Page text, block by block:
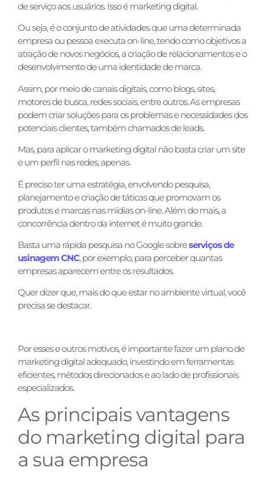
de serviço aos usuários. Isso é marketing digital.
Ou seja, é o conjunto de atividades que uma determinada
empresa ou pessoa executa on-line, tendo como objetivos a
atração de novos negócios, a criação de relacionamentos e o
desenvolvimento de uma identidade de marca.
Assim, por meio de canais digitais, como blogs, sites,
motores de busca, redes sociais, entre outros. As empresas
podem criar soluções para os problemas e necessidades dos
potenciais clientes, também chamados de leads.
Mas, para aplicar o marketing digital não basta criar um site
e um perfil nas redes, apenas.
É preciso ter uma estratégia, envolvendo pesquisa,
planejamento e criação de táticas que promovam os
produtos e marcas nas mídias on-line. Além do mais, a
concorrência dentro da internet é muito grande.
Basta uma rápida pesquisa no Google sobreserviços de
usinagem CNC, por exemplo, para perceber quantas
empresas aparecem entre os resultados.
Quer dizer que, mais do que estar no ambiente virtual, você
precisa se destacar.
Por esses e outros motivos, é importante fazer um plano de
marketing digital adequado, investindo em ferramentas
eficientes, métodos direcionados e ao lado de profissionais
especializados.
As principais vantagens
do marketing digital para
a sua empresa